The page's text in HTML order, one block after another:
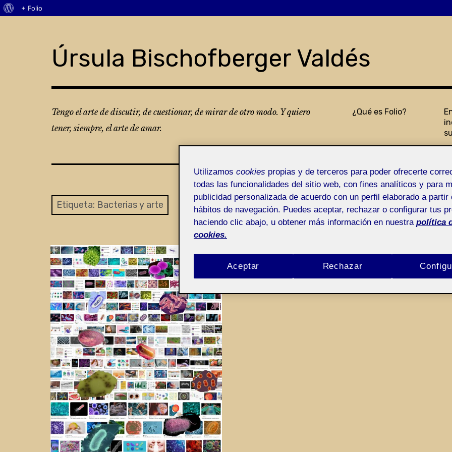
Úrsula Bischofberger Valdés
Tengo el arte de discutir, de cuestionar, de mirar de otro modo. Y quiero
tener, siempre, el arte de amar.
¿Qué es Folio?
Etiqueta: Bacterias y arte
Acerca
+ Folio
Utilizamos cookies propias y de terceros para poder ofrecerte
todas las funcionalidades del sitio web, con fines analíticos y para
publicidad personalizada de acuerdo con un perfil elaborado a partir
hábitos de navegación. Puedes aceptar, rechazar o configurar tus
haciendo clic abajo, u obtener más información en nuestra política
cookies.
Rechazar
Aceptar